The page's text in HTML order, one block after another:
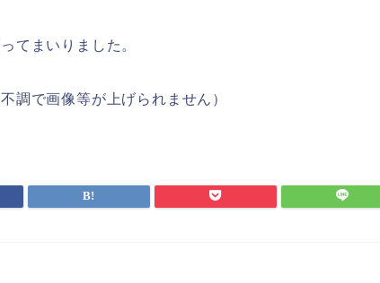
てまいりました。
調で画像等が上げられません）